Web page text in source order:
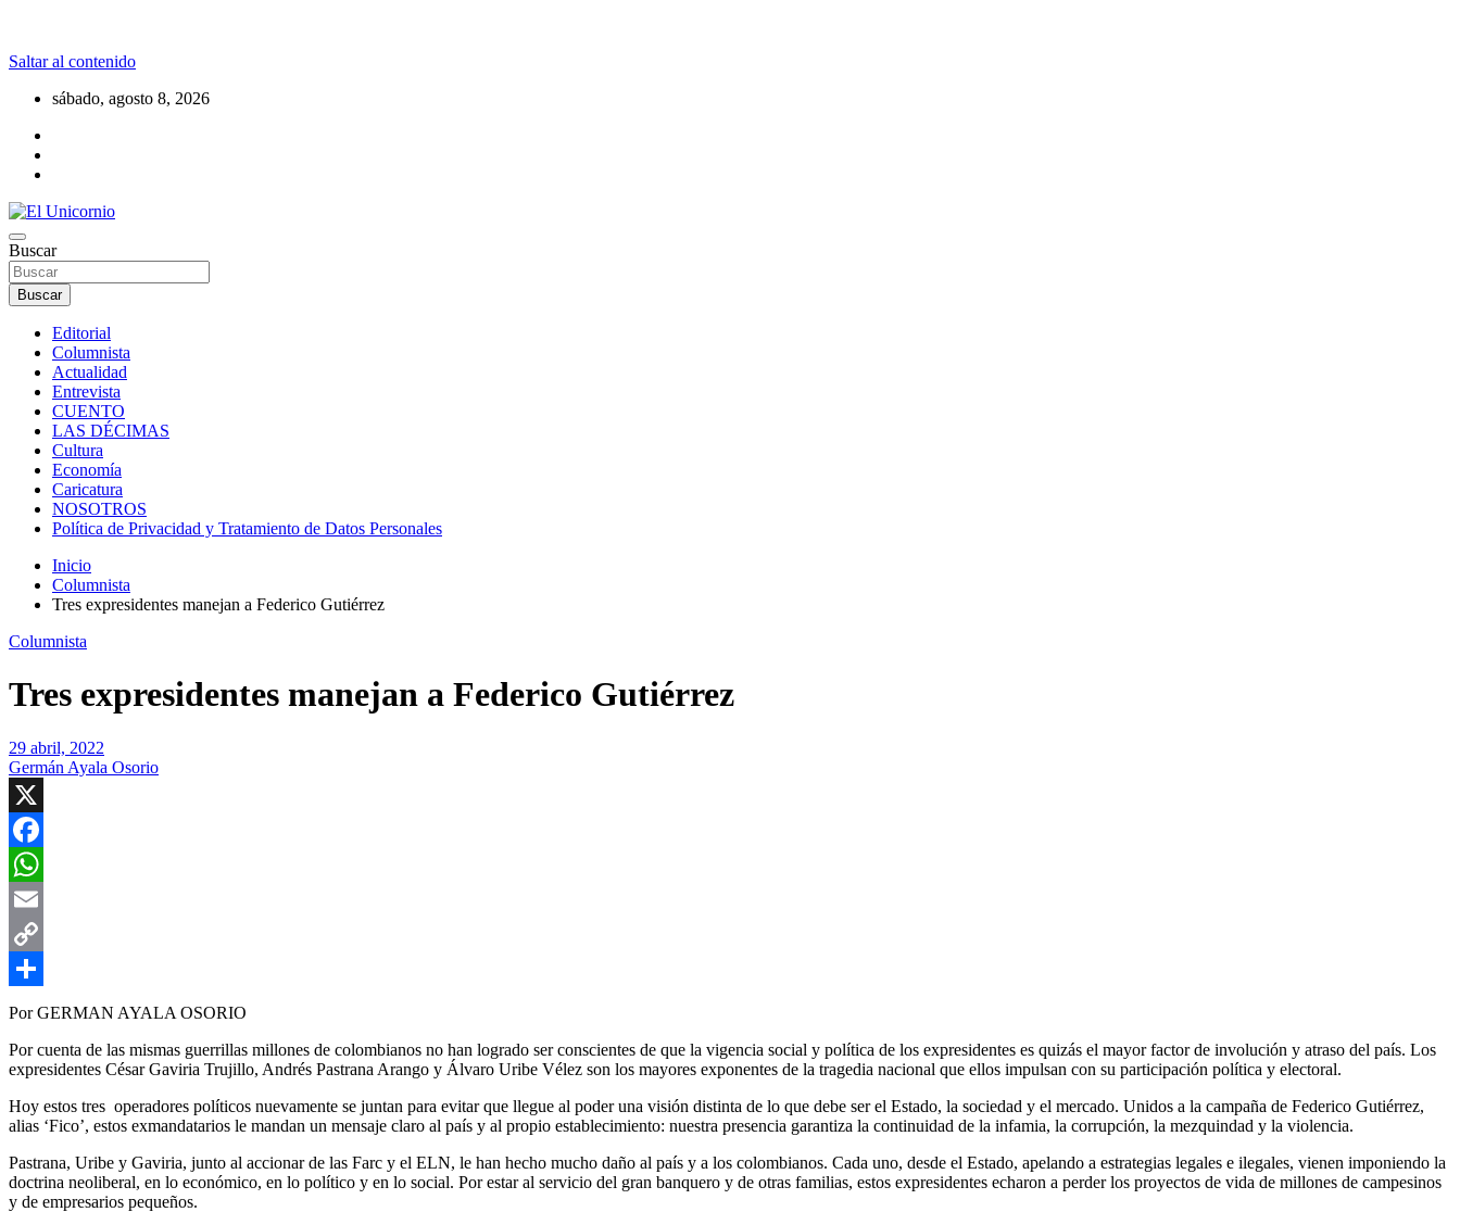
Saltar al contenido
sábado, agosto 8, 2026
El Unicornio
La realidad supera la fantasía
Buscar
Buscar
Editorial
Columnista
Actualidad
Entrevista
CUENTO
LAS DÉCIMAS
Cultura
Economía
Caricatura
NOSOTROS
Política de Privacidad y Tratamiento de Datos Personales
Inicio
Columnista
Tres expresidentes manejan a Federico Gutiérrez
Columnista
Tres expresidentes manejan a Federico Gutiérrez
29 abril, 2022
Germán Ayala Osorio
X
Facebook
WhatsApp
Email
Copy
Link
Compartir
Por GERMAN AYALA OSORIO
Por cuenta de las mismas guerrillas millones de colombianos no han logrado ser conscientes de que la vigencia social y política de los expresidentes es quizás el mayor factor de involución y atraso del país. Los
expresidentes César Gaviria Trujillo, Andrés Pastrana Arango y Álvaro Uribe Vélez son los mayores exponentes de la tragedia nacional que ellos impulsan con su participación política y electoral.
Hoy estos tres operadores políticos nuevamente se juntan para evitar que llegue al poder una visión distinta de lo que debe ser el Estado, la sociedad y el mercado. Unidos a la campaña de Federico Gutiérrez,
alias ‘Fico’, estos exmandatarios le mandan un mensaje claro al país y al propio establecimiento: nuestra presencia garantiza la continuidad de la infamia, la corrupción, la mezquindad y la violencia.
Pastrana, Uribe y Gaviria, junto al accionar de las Farc y el ELN, le han hecho mucho daño al país y a los colombianos. Cada uno, desde el Estado, apelando a estrategias legales e ilegales, vienen imponiendo la
doctrina neoliberal, en lo económico, en lo político y en lo social. Por estar al servicio del gran banquero y de otras familias, estos expresidentes echaron a perder los proyectos de vida de millones de campesinos
y de empresarios pequeños.